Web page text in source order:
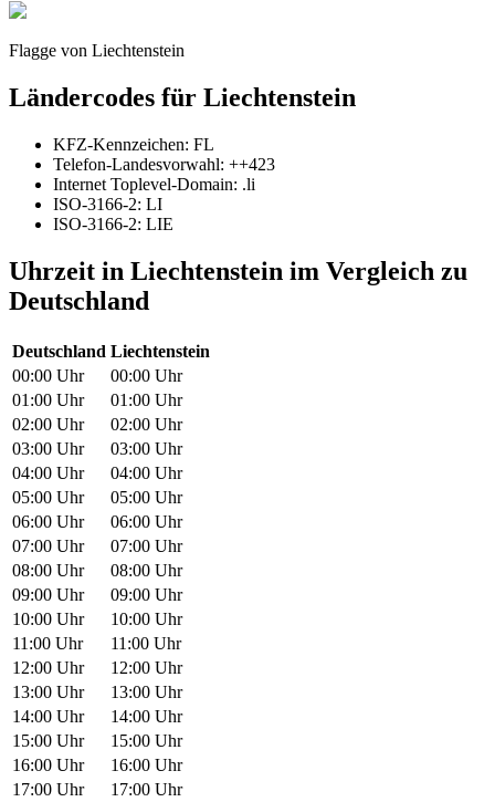
Flagge von Liechtenstein
Ländercodes für Liechtenstein
KFZ-Kennzeichen: FL
Telefon-Landesvorwahl: ++423
Internet Toplevel-Domain: .li
ISO-3166-2: LI
ISO-3166-2: LIE
Uhrzeit in Liechtenstein im Vergleich zu
Deutschland
Deutschland Liechtenstein
00:00 Uhr
00:00 Uhr
01:00 Uhr
01:00 Uhr
02:00 Uhr
02:00 Uhr
03:00 Uhr
03:00 Uhr
04:00 Uhr
04:00 Uhr
05:00 Uhr
05:00 Uhr
06:00 Uhr
06:00 Uhr
07:00 Uhr
07:00 Uhr
08:00 Uhr
08:00 Uhr
09:00 Uhr
09:00 Uhr
10:00 Uhr
10:00 Uhr
11:00 Uhr
11:00 Uhr
12:00 Uhr
12:00 Uhr
13:00 Uhr
13:00 Uhr
14:00 Uhr
14:00 Uhr
15:00 Uhr
15:00 Uhr
16:00 Uhr
16:00 Uhr
17:00 Uhr
17:00 Uhr